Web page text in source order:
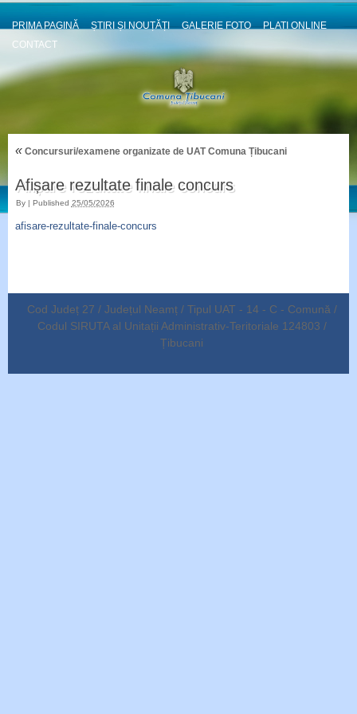
PRIMA PAGINĂ ȘTIRI ȘI NOUȚĂȚI GALERIE FOTO
PLATI ONLINE
CONTACT
«Concursuri/examene organizate de UAT Comuna Țibucani
Afișare rezultate finale concurs
By | Published 25/05/2026
afisare-rezultate-finale-concurs
Cod Județ 27 / Județul Neamț / Tipul UAT - 14 - C - Comună /
Codul SIRUTA al Unitații Administrativ-Teritoriale 124803 /
Țibucani